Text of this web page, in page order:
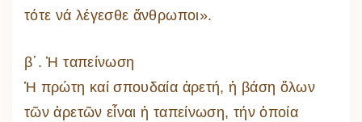
τότε νά λέγεσθε ἄνθρωποι».
β΄. Ἡ ταπείνωση
Ἡ πρώτη καί σπουδαία ἀρετή, ἡ βάση ὅλων
τῶν ἀρετῶν εἶναι ἡ ταπείνωση, τήν ὁποία